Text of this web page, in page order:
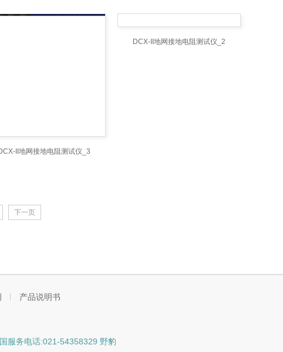
II地网接地电阻测试仪_3
下一页
产品说明书
服务电话:021-54358329 野豹